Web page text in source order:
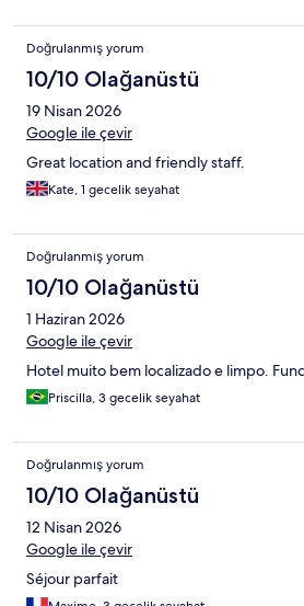
Doğrulanmış yorum
10/10 Olağanüstü
19 Nisan 2026
Google ile çevir
Great location and friendly staff.
Kate, 1 gecelik seyahat
Doğrulanmış yorum
10/10 Olağanüstü
1 Haziran 2026
Google ile çevir
Hotel muito bem localizado e limpo.
Priscilla, 3 gecelik seyahat
Doğrulanmış yorum
10/10 Olağanüstü
12 Nisan 2026
Google ile çevir
Séjour parfait